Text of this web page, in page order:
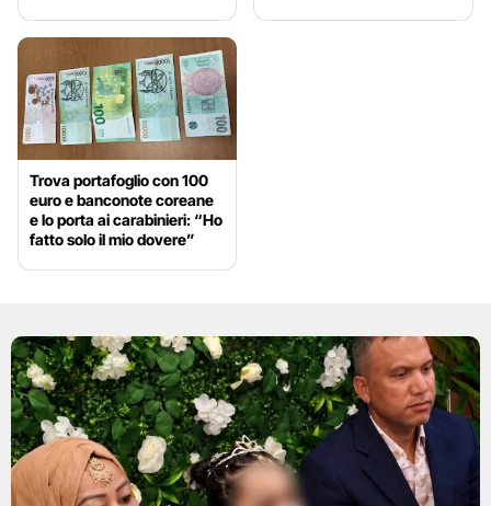
Trova portafoglio con 100
euro e banconote coreane
e lo porta ai carabinieri: “Ho
fatto solo il mio dovere”